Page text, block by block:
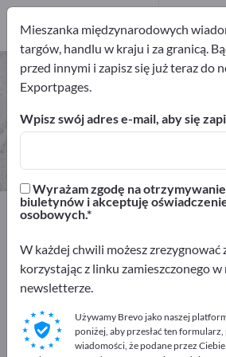
Rudy żelaza – znajdź
i dostawców
Exportpages Surowce i materiały
Reklamuj się
Exportpages!
Szukaj – Oferty – Towary używane
>> zacznij tutaj
Mieszanka międzynarodowych
targów, handlu w kraju i za granicą.
przed innymi i zapisz się już teraz do
Exportpages.
Wpisz swój adres e-mail, aby się
Wyrażam zgodę na
biuletynów i akceptuję
osobowych.
W każdej chwili możesz zrezygnować
korzystając z linku zamieszczonego w
newsletterze.
Używamy Brevo jako naszej
poniżej, aby przesłać ten
wiadomości, że podane przez